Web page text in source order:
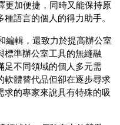
更加便捷，同時又能保持原
語言的個人的得力助手。
編輯，還致力於提高辦公室
標準辦公室工具的無縫融
足不同領域的個人多元需
軟體替代品但卻在逐步尋求
求的專家來說具有特殊的吸